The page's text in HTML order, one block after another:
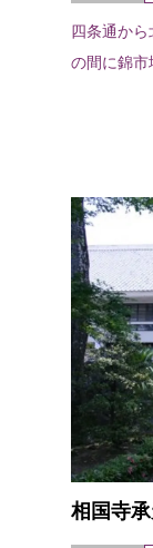
四条通か
の間に錦市
相国寺